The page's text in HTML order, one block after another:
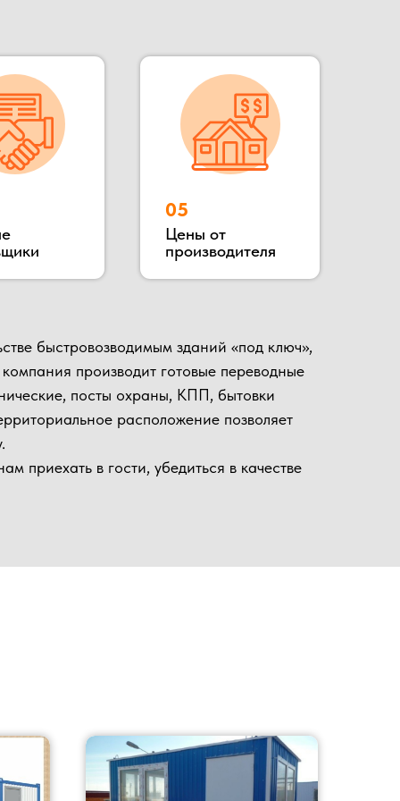
зданий «под ключ»,
готовые переводные
охраны, КПП, бытовки
расположение позволяет
убедиться в качестве